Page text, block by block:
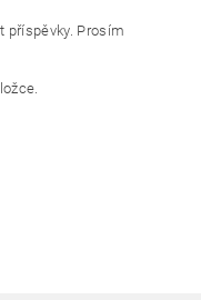
příspěvky. Prosím